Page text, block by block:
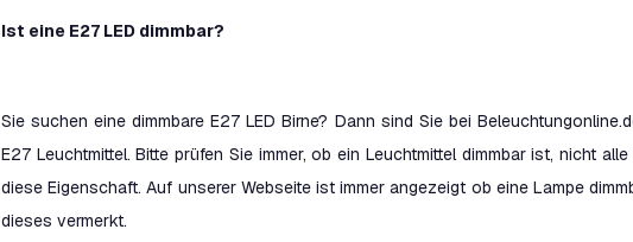
Ist eine E27 LED dimmbar?
Sie suchen eine dimmbare E27 LED Birne? Dann sind Sie bei
E27 Leuchtmittel. Bitte prüfen Sie immer, ob ein Leuchtmittel dimmbar ist, nicht
diese Eigenschaft. Auf unserer Webseite ist immer angezeigt ob eine Lampe
dieses vermerkt.